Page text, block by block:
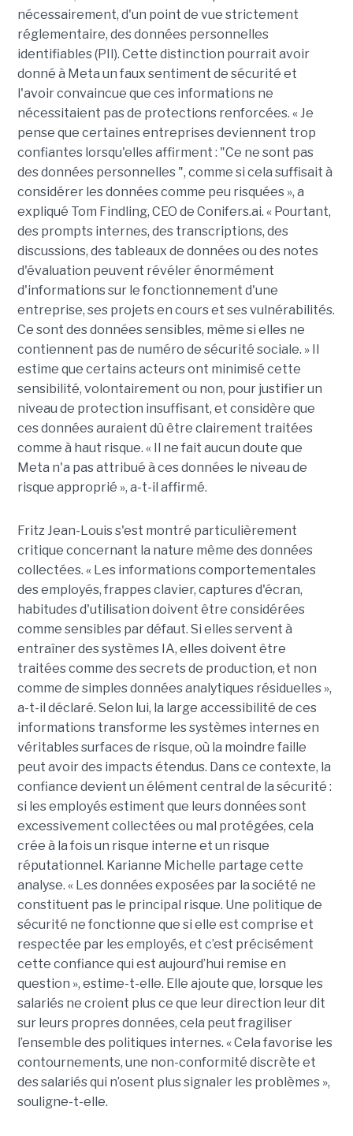
nécessairement, d'un point de vue strictement
réglementaire, des données personnelles
identifiables (PII). Cette distinction pourrait avoir
donné à Meta un faux sentiment de sécurité et
l'avoir convaincue que ces informations ne
nécessitaient pas de protections renforcées. « Je
pense que certaines entreprises deviennent trop
confiantes lorsqu'elles affirment : "Ce ne sont pas
des données personnelles ", comme si cela suffisait à
considérer les données comme peu risquées », a
expliqué Tom Findling, CEO de Conifers.ai. « Pourtant,
des prompts internes, des transcriptions, des
discussions, des tableaux de données ou des notes
d'évaluation peuvent révéler énormément
d'informations sur le fonctionnement d'une
entreprise, ses projets en cours et ses vulnérabilités.
Ce sont des données sensibles, même si elles ne
contiennent pas de numéro de sécurité sociale. » Il
estime que certains acteurs ont minimisé cette
sensibilité, volontairement ou non, pour justifier un
niveau de protection insuffisant, et considère que
ces données auraient dû être clairement traitées
comme à haut risque. « Il ne fait aucun doute que
Meta n'a pas attribué à ces données le niveau de
risque approprié », a-t-il affirmé.
Fritz Jean-Louis s'est montré particulièrement
critique concernant la nature même des données
collectées. « Les informations comportementales
des employés, frappes clavier, captures d'écran,
habitudes d'utilisation doivent être considérées
comme sensibles par défaut. Si elles servent à
entraîner des systèmes IA, elles doivent être
traitées comme des secrets de production, et non
comme de simples données analytiques résiduelles »,
a-t-il déclaré. Selon lui, la large accessibilité de ces
informations transforme les systèmes internes en
véritables surfaces de risque, où la moindre faille
peut avoir des impacts étendus. Dans ce contexte, la
confiance devient un élément central de la sécurité :
si les employés estiment que leurs données sont
excessivement collectées ou mal protégées, cela
crée à la fois un risque interne et un risque
réputationnel. Karianne Michelle partage cette
analyse. « Les données exposées par la société ne
constituent pas le principal risque. Une politique de
sécurité ne fonctionne que si elle est comprise et
respectée par les employés, et c’est précisément
cette confiance qui est aujourd’hui remise en
question », estime-t-elle. Elle ajoute que, lorsque les
salariés ne croient plus ce que leur direction leur dit
sur leurs propres données, cela peut fragiliser
l’ensemble des politiques internes. « Cela favorise les
contournements, une non-conformité discrète et
des salariés qui n’osent plus signaler les problèmes »,
souligne-t-elle.